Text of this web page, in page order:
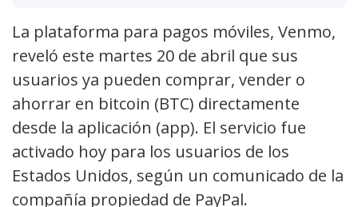
La plataforma para pagos móviles, Venmo,
reveló este martes 20 de abril que sus
usuarios ya pueden comprar, vender o
ahorrar en bitcoin (BTC) directamente
desde la aplicación (app). El servicio fue
activado hoy para los usuarios de los
Estados Unidos, según un comunicado de la
compañía propiedad de PayPal.